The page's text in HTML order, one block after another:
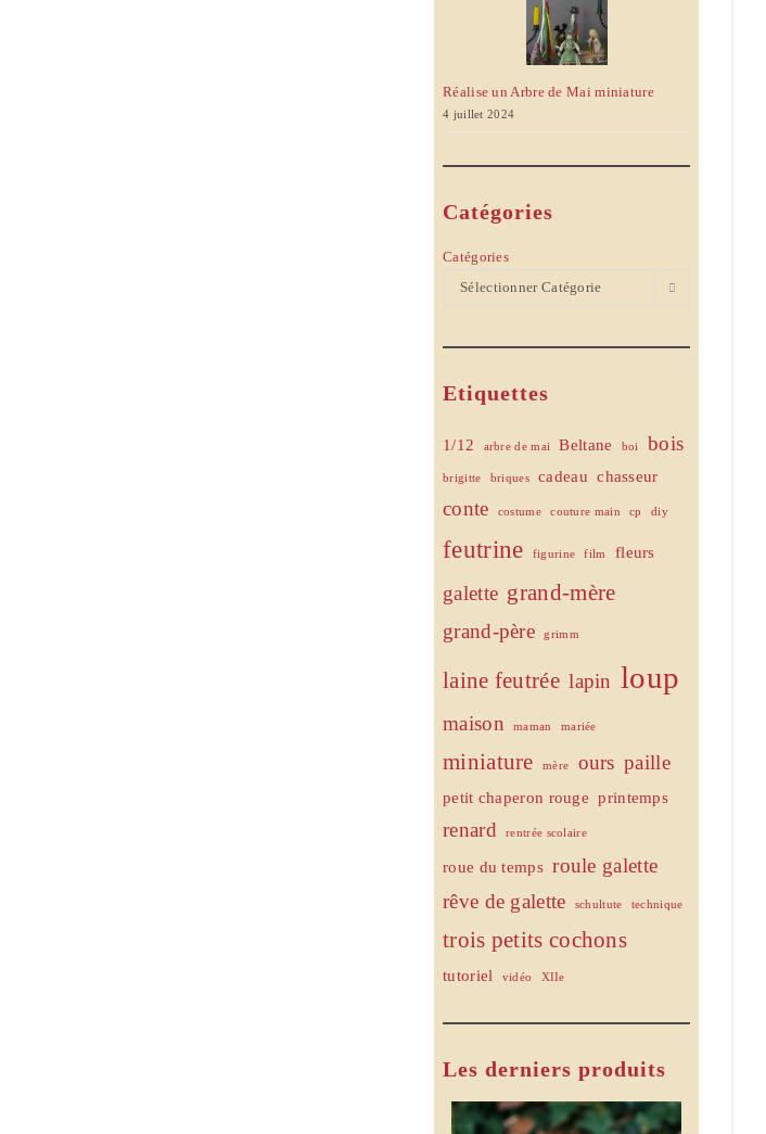
Réalise un Arbre de Mai miniature
4 juillet 2024
Catégories
Catégories
Sélectionner Catégorie
Etiquettes
1/12 arbre de mai Beltane boi bois
brigitte briques cadeau chasseur
conte costume couture main cp diy
feutrine figurine film fleurs
galette grand-mère
grand-père grimm
laine feutrée lapin loup
maison maman mariée
miniature mère ours paille
petit chaperon rouge printemps
renard rentrée scolaire
roue du temps roule galette
rêve de galette
schultute technique
trois petits cochons
tutoriel vidéo XIIe
Les derniers produits